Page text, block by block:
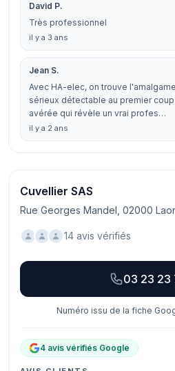
David P.
Très professionnel
il y a 3 ans
Jean S.
Avec HA-elec, on trouve
sérieux détectable au premier
avérée qui révèle un vrai profes…
il y a 2 ans
Cuvellier SAS
Rue Georges Mandel, 02000
14 avis vérifiés
03 23 23
Numéro issu de la fiche
4 avis vérifiés Google